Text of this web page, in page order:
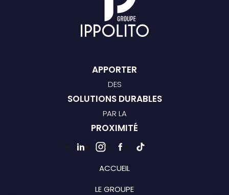
APPORTER
DES
SOLUTIONS DURABLES
PAR LA
PROXIMITÉ
ACCUEIL
LE GROUPE